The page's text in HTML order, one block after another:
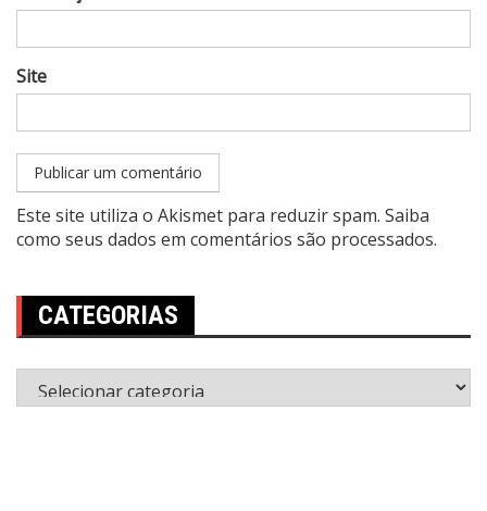
Site
Este site utiliza o Akismet para reduzir spam. Saiba
como seus dados em comentários são processados.
CATEGORIAS
Categorias